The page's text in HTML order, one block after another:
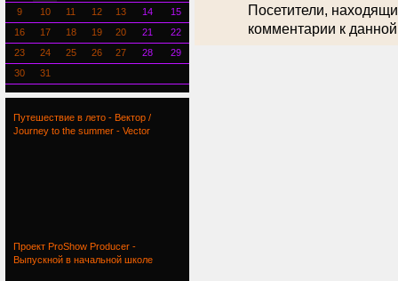
Посетители,
комментарии к
9
10 11 12 13 14
15
16
17 18 19 20 21
22
23
24 25 26 27 28
29
30
31
Путешествие в лето - Вектор /
Journey to the summer - Vector
Проект ProShow Producer -
Выпускной в начальной школе